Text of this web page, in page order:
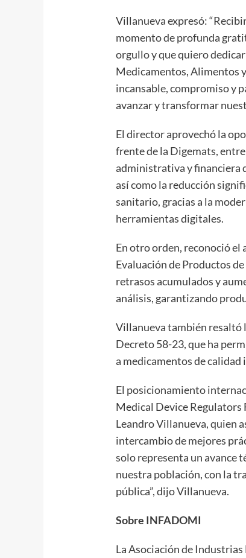
Villanueva expresó:
momento de profunda
orgullo y que quiero
Medicamentos, Alimentos
incansable, compromiso y
avanzar y transformar
El director aprovechó la
frente de la Digemats,
administrativa y financiera
así como la reducción
sanitario, gracias a la
herramientas digitales.
En otro orden, reconoció
Evaluación de Productos
retrasos acumulados y
análisis, garantizando
Villanueva también resaltó
Decreto 58-23, que ha
a medicamentos de
El posicionamiento
Medical Device
Leandro Villanueva, quien
intercambio de mejores
solo representa un avance
nuestra población, con la
pública”, dijo Villanueva.
Sobre INFADOMI
La Asociación de